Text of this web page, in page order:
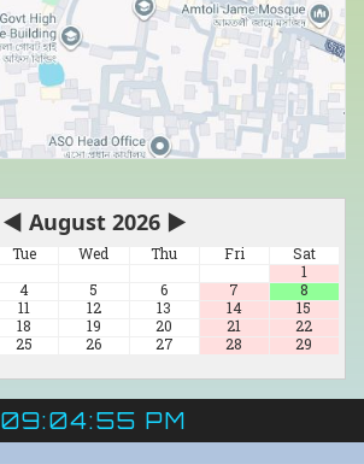
◀ August 2026 ▶
Tue Wed Thu Fri
Sat
1
4 5 6 7
8
11 12 13 14
15
18 19 20 21
22
25 26 27 28
29
09:04:56 PM